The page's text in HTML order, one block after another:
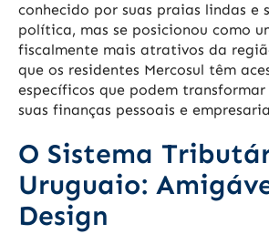
conhecido por suas praias lindas e
política, mas se posicionou como
fiscalmente mais atrativos da
que os residentes Mercosul têm
específicos que podem
suas finanças pessoais e
O Sistema
Uruguaio:
Design